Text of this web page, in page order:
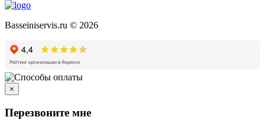
Basseiniservis.ru © 2026
×
Перезвоните мне